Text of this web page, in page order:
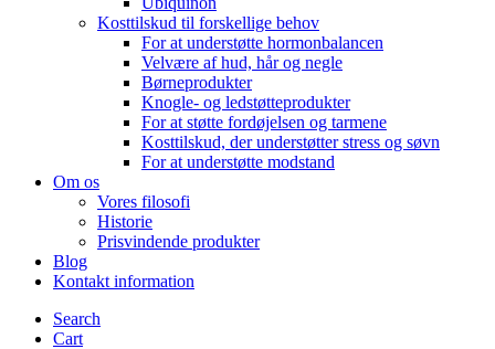
Kosttilskud til forskellige behov
For at understøtte hormonbalancen
Velvære af hud, hår og negle
Børneprodukter
Knogle- og ledstøtteprodukter
For at støtte fordøjelsen og tarmene
Kosttilskud, der understøtter stress og søvn
For at understøtte modstand
Om os
Vores filosofi
Historie
Prisvindende produkter
Blog
Kontakt information
Search
Cart